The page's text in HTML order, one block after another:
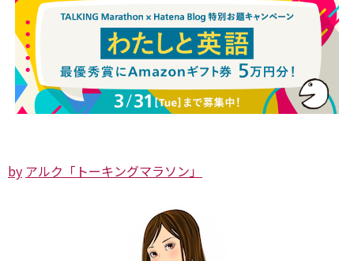
by アルク「トーキングマラソン」